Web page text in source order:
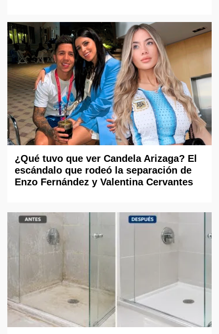
¿Qué tuvo que ver Candela Arizaga? El
escándalo que rodeó la separación de
Enzo Fernández y Valentina Cervantes